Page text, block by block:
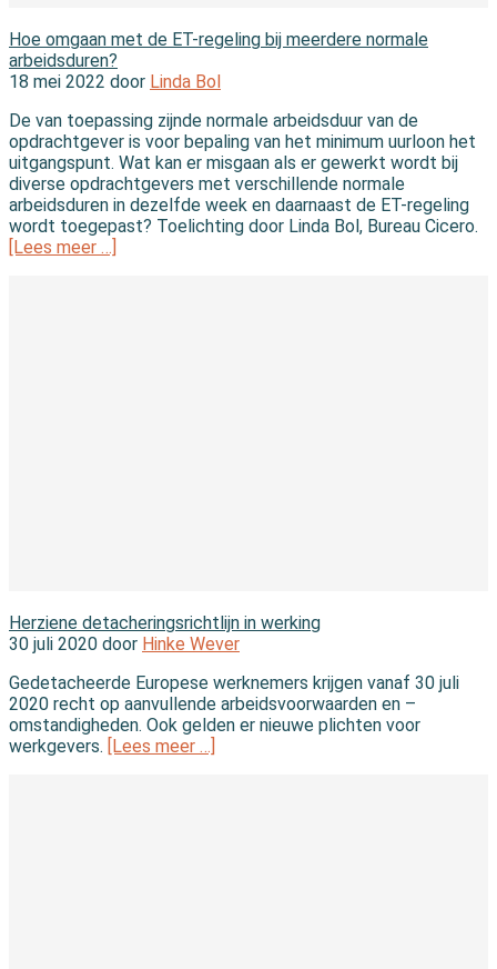
Hoe omgaan met de ET-regeling bij meerdere normale
arbeidsduren?
18 mei 2022 door Linda Bol
De van toepassing zijnde normale arbeidsduur van de
opdrachtgever is voor bepaling van het minimum uurloon het
uitgangspunt. Wat kan er misgaan als er gewerkt wordt bij
diverse opdrachtgevers met verschillende normale
arbeidsduren in dezelfde week en daarnaast de ET-regeling
wordt toegepast? Toelichting door Linda Bol, Bureau Cicero.
[Lees meer …]
Herziene detacheringsrichtlijn in werking
30 juli 2020 door Hinke Wever
Gedetacheerde Europese werknemers krijgen vanaf 30 juli
2020 recht op aanvullende arbeidsvoorwaarden en –
omstandigheden. Ook gelden er nieuwe plichten voor
werkgevers.
[Lees meer …]